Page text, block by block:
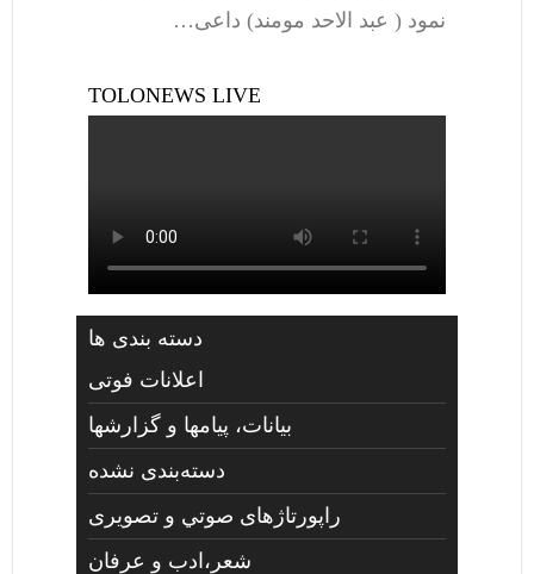
نمود ( عبد الاحد مومند) داعی…
TOLONEWS LIVE
دسته بندی ها
اعلانات فوتی
بیانات، پیامها و گزارشها
دسته‌بندی نشده
راپورتاژهای صوتي و تصويری
شعر،ادب و عرفان